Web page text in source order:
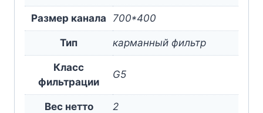
Размер канала 700*400
Тип карманный фильтр
Класс
фильтрации
G5
Вес нетто 2